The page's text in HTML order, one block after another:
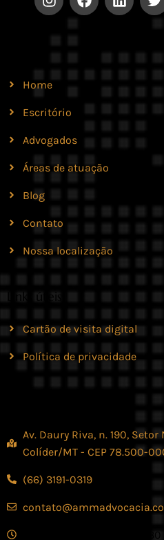
Home
Escritório
Advogados
Áreas de atuação
Blog
Contato
Nossa localização
Links úteis
Cartão de visita digital
Política de privacidade
Av. Daury Riva, n. 190,
Colíder/MT - CEP 78.500-
(66) 3191-0319